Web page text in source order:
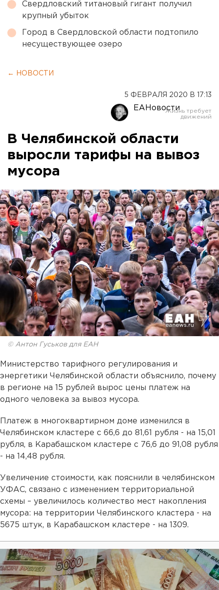
Свердловский титановый гигант получил
крупный убыток
Город в Свердловской области подтопило
несуществующее озеро
← НОВОСТИ
5 ФЕВРАЛЯ 2020 В 17:13
ЕАНовости
В Челябинской области
выросли тарифы на вывоз
мусора
© Антон Гуськов для ЕАН
Министерство тарифного регулирования и
энергетики Челябинской области объяснило, почему
в регионе на 15 рублей вырос цены платеж на
одного человека за вывоз мусора.
Платеж в многоквартирном доме изменился в
Челябинском кластере с 66,6 до 81,61 рубля - на 15,01
рубля, в Карабашском кластере с 76,6 до 91,08 рубля
- на 14,48 рубля.
Увеличение стоимости, как пояснили в челябинском
УФАС, связано с изменением территориальной
схемы – увеличилось количество мест накопления
мусора: на территории Челябинского кластера - на
5675 штук, в Карабашском кластере - на 1309.